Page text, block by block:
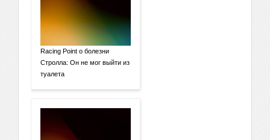
Racing Point о болезни
Стролла: Он не мог выйти из
туалета